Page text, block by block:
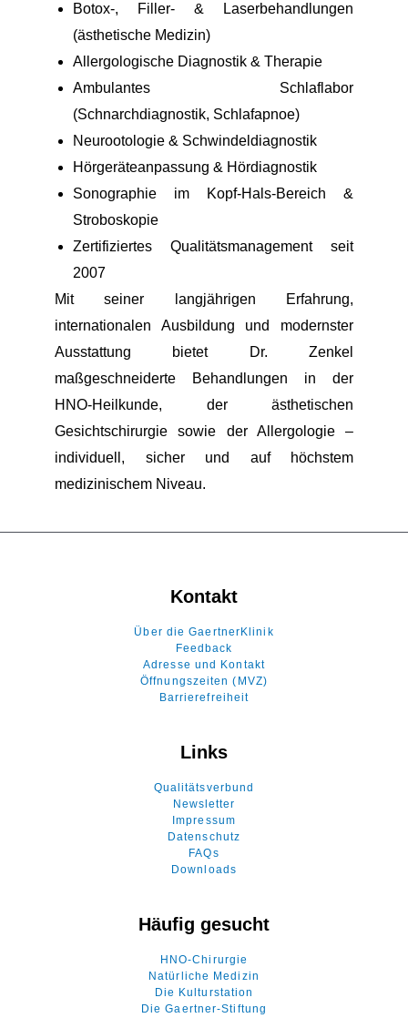
Botox-, Filler- & Laserbehandlungen
(ästhetische Medizin)
Allergologische Diagnostik & Therapie
Ambulantes Schlaflabor
(Schnarchdiagnostik, Schlafapnoe)
Neurootologie & Schwindeldiagnostik
Hörgeräteanpassung & Hördiagnostik
Sonographie im Kopf-Hals-Bereich &
Stroboskopie
Zertifiziertes Qualitätsmanagement seit
2007
Mit seiner langjährigen Erfahrung,
internationalen Ausbildung und modernster
Ausstattung bietet Dr. Zenkel
maßgeschneiderte Behandlungen in der
HNO-Heilkunde, der ästhetischen
Gesichtschirurgie sowie der Allergologie –
individuell, sicher und auf höchstem
medizinischem Niveau.
Kontakt
Über die GaertnerKlinik
Feedback
Adresse und Kontakt
Öffnungszeiten (MVZ)
Barrierefreiheit
Links
Qualitätsverbund
Newsletter
Impressum
Datenschutz
FAQs
Downloads
Häufig gesucht
HNO-Chirurgie
Natürliche Medizin
Die Kulturstation
Die Gaertner-Stiftung